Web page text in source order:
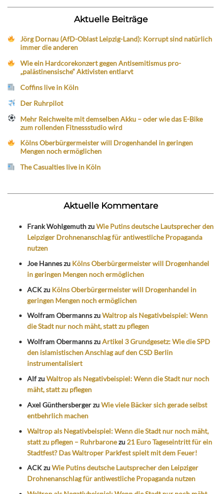
Aktuelle Beiträge
Jörg Dornau (AfD-Oblast Leipzig-Land): Korrupt sind natürlich
immer die anderen
Wie ein Hardcorekonzert gegen Antisemitismus pro-
„palästinensische“ Aktivisten entlarvt
Coffins live in Köln
Der Ruhrpilot
Mehr Reichweite mit demselben Akku – oder wie das E-Bike
zum rollenden Fitnessstudio wird
Kölns Oberbürgermeister will Drogenhandel in geringen
Mengen noch ermöglichen
The Casualties live in Köln
Aktuelle Kommentare
Frank WohlgemuthzuWie Putins deutsche Lautsprecher den
Leipziger Drohnenanschlag für antiwestliche Propaganda
nutzen
Joe Hanneszu Kölns Oberbürgermeister will Drogenhandel
in geringen Mengen noch ermöglichen
ACKzu Kölns Oberbürgermeister will Drogenhandel in
geringen Mengen noch ermöglichen
Wolfram ObermannszuWaltrop als Negativbeispiel: Wenn
die Stadt nur noch mäht, statt zu pflegen
Wolfram ObermannszuArtikel 3 Grundgesetz: Wie die SPD
den islamistischen Anschlag auf den CSD Berlin
instrumentalisiert
AlfzuWaltrop als Negativbeispiel: Wenn die Stadt nur noch
mäht, statt zu pflegen
Axel GünthersbergerzuWie viele Bäcker sich gerade selbst
entbehrlich machen
Waltrop als Negativbeispiel: Wenn die Stadt nur noch mäht,
statt zu pflegen – Ruhrbaronezu 21 Euro Tageseintritt für ein
Stadtfest? Das Waltroper Parkfest spielt mit dem Feuer!
ACKzuWie Putins deutsche Lautsprecher den Leipziger
Drohnenanschlag für antiwestliche Propaganda nutzen